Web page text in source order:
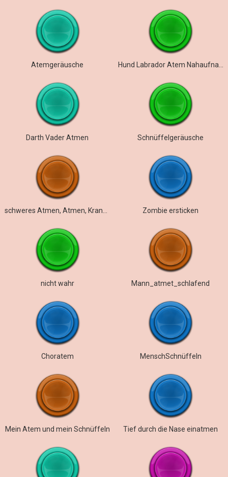
Atemgeräusche
Darth Vader Atmen Schnüffelgeräusche
Zombie ersticken
nicht wahr Mann_atmet_schlafend
Choratem MenschSchnüffeln
Mein Atem und mein Schnüffeln Tief durch die Nase einatmen